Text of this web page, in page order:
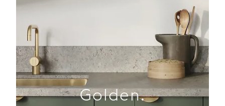
Golden.